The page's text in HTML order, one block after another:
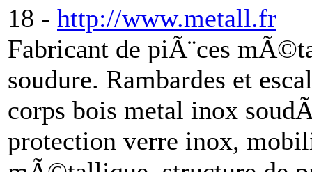
18 - http://www.metall.fr
Fabricant de piÃ¨ces
soudure. Rambardes et
corps bois metal inox
protection verre inox,